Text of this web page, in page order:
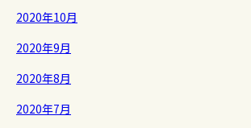
2020年10月
2020年9月
2020年8月
2020年7月